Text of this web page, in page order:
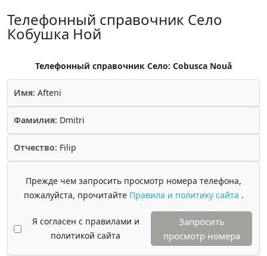
Телефонный справочник Село
Кобушка Ной
Телефонный справочник Село: Cobusca Nouă
Имя: Afteni
Фамилия: Dmitri
Отчество: Filip
Прежде чем запросить просмотр номера телефона,
пожалуйста, прочитайте Правила и политику сайта .
Я согласен с правилами и
политикой сайта
Запросить
просмотр номера